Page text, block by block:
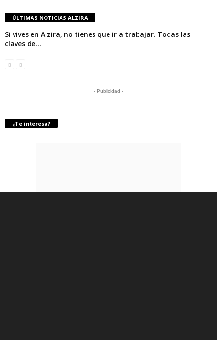
ÚLTIMAS NOTICIAS ALZIRA
Si vives en Alzira, no tienes que ir a trabajar. Todas las
claves de...
- Publicidad -
¿Te interesa?